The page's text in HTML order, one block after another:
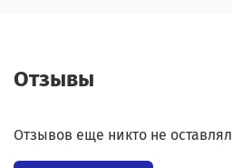
Отзывы
Отзывов еще никто не оставлял